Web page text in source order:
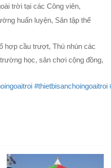
trời tại các Công viên,
huấn luyện, Sân tập thể
hợp cầu trượt, Thú nhún các
học, sân chơi cộng đồng,
#thietbisanchoingoaitroi